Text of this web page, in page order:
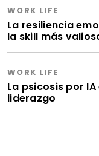
WORK LIFE
La resiliencia
la skill más
WORK LIFE
La psicosis por
liderazgo